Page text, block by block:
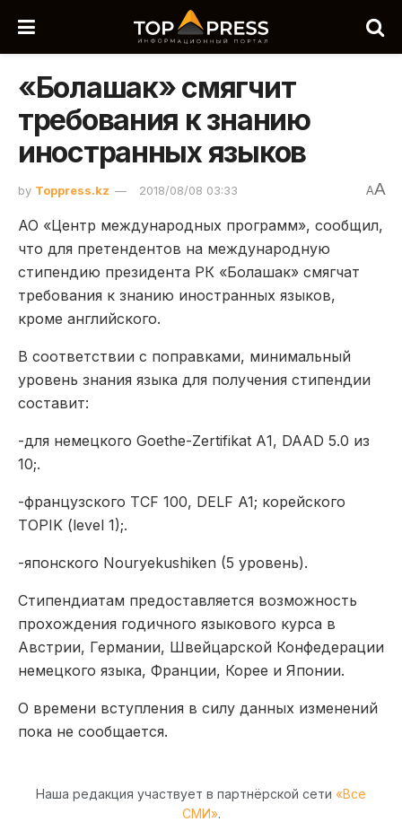
«Болашак» смягчит
требования к знанию
иностранных языков
by Toppress.kz 2018/08/08 03:33 AA
АО «Центр международных программ», сообщил,
что для претендентов на международную
стипендию президента РК «Болашак» смягчат
требования к знанию иностранных языков,
кроме английского.
В соответствии с поправками, минимальный
уровень знания языка для получения стипендии
составит:
-для немецкого Goethe-Zertifikat А1, DAAD 5.0 из
10;.
-французского TCF 100, DELF A1; корейского
TOPIK (level 1);.
-японского Nouryekushiken (5 уровень).
Стипендиатам предоставляется возможность
прохождения годичного языкового курса в
Австрии, Германии, Швейцарской Конфедерации
немецкого языка, Франции, Корее и Японии.
О времени вступления в силу данных изменений
пока не сообщается.
Наша редакция участвует в партнёрской сети «Все
СМИ».